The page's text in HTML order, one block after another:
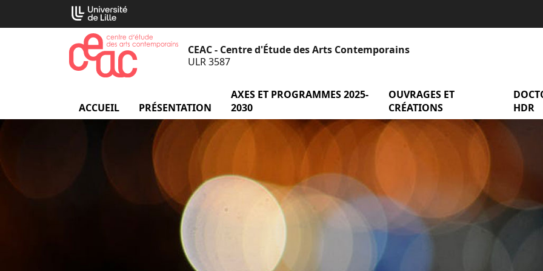
CEAC - Centre d'Étude des Arts Contemporains
ULR 3587
ACCUEIL PRÉSENTATION menu Présentation
AXES ET PROGRAMMES 2025-
2030
menu Axes et programmes 2025-
OUVRAGES ET
CRÉATIONS
menu
HDR
Cookies management panel